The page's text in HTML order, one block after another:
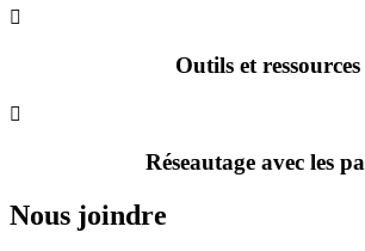

Outils et ressources

Réseautage avec les
Nous joindre